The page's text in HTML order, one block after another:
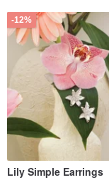
-12%
Lily Simple Earrings